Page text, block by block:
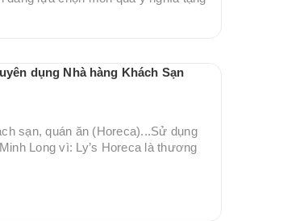
dụng Nhà hàng Khách Sạn
sạn, quán ăn (Horeca)...Sử dụng
Long vì: Ly’s Horeca là thương